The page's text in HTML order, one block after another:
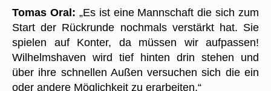
Tomas Oral: „Es ist eine Mannschaft die sich zum
Start der Rückrunde nochmals verstärkt hat. Sie
spielen auf Konter, da müssen wir aufpassen!
Wilhelmshaven wird tief hinten drin stehen und
über ihre schnellen Außen versuchen sich die ein
oder andere Möglichkeit zu erarbeiten.“